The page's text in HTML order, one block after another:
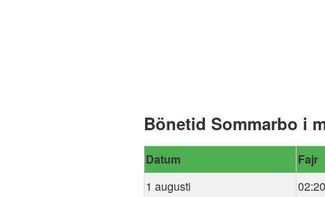
Bönetid Sommarbo i
Datum Fajr
1 augusti
02:20